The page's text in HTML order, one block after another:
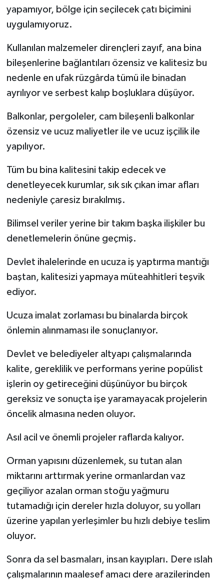
yapamıyor, bölge için seçilecek çatı biçimini
uygulamıyoruz.
Kullanılan malzemeler dirençleri zayıf, ana bina
bileşenlerine bağlantıları özensiz ve kalitesiz bu
nedenle en ufak rüzgârda tümü ile binadan
ayrılıyor ve serbest kalıp boşluklara düşüyor.
Balkonlar, pergoleler, cam bileşenli balkonlar
özensiz ve ucuz maliyetler ile ve ucuz işçilik ile
yapılıyor.
Tüm bu bina kalitesini takip edecek ve
denetleyecek kurumlar, sık sık çıkan imar afları
nedeniyle çaresiz bırakılmış.
Bilimsel veriler yerine bir takım başka ilişkiler bu
denetlemelerin önüne geçmiş.
Devlet ihalelerinde en ucuza iş yaptırma mantığı
baştan, kalitesizi yapmaya müteahhitleri teşvik
ediyor.
Ucuza imalat zorlaması bu binalarda birçok
önlemin alınmaması ile sonuçlanıyor.
Devlet ve belediyeler altyapı çalışmalarında
kalite, gereklilik ve performans yerine popülist
işlerin oy getireceğini düşünüyor bu birçok
gereksiz ve sonuçta işe yaramayacak projelerin
öncelik almasına neden oluyor.
Asıl acil ve önemli projeler raflarda kalıyor.
Orman yapısını düzenlemek, su tutan alan
miktarını arttırmak yerine ormanlardan vaz
geçiliyor azalan orman stoğu yağmuru
tutamadığı için dereler hızla doluyor, su yolları
üzerine yapılan yerleşimler bu hızlı debiye teslim
oluyor.
Sonra da sel basmaları, insan kayıpları. Dere ıslah
çalışmalarının maalesef amacı dere arazilerinden